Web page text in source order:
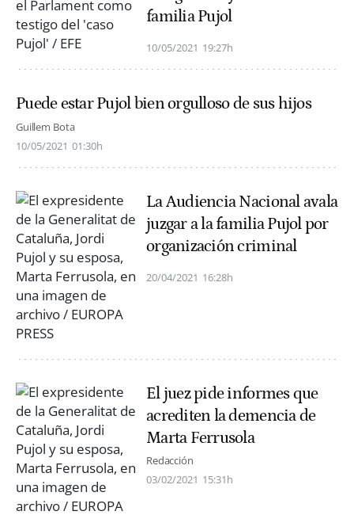
familia Pujol
10/05/2021 19:27h
Puede estar Pujol bien orgulloso de sus hijos
Guillem Bota
10/05/2021 01:30h
La Audiencia Nacional avala
juzgar a la familia Pujol por
organización criminal
20/04/2021 16:28h
El juez pide informes que
acrediten la demencia de
Marta Ferrusola
Redacción
03/02/2021 15:31h